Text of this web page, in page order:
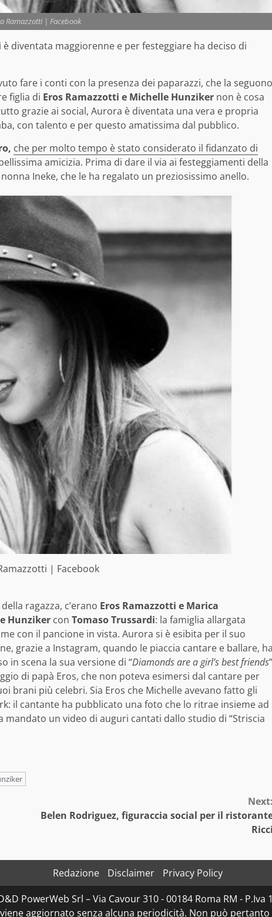
Ramazzotti | Facebook
è diventata maggiorenne e per festeggiare ha deciso di
fare i conti con la presenza dei paparazzi, che la seguono
figlia di Eros Ramazzotti e Michelle Hunziker non è cosa
grazie ai social, Aurora è diventata una vera e propria
con talento e per questo amatissima dal pubblico.
che per molto tempo è stato considerato il fidanzato di
amicizia. Prima di dare il via ai festeggiamenti della
Ineke, che le ha regalato un preziosissimo anello.
| Facebook
ragazza, c’erano Eros Ramazzotti e Marica
Hunziker con Tomaso Trussardi: la famiglia allargata
con il pancione in vista. Aurora si è esibita per il suo
grazie a Instagram, quando le piaccia cantare e ballare,
in scena la sua versione di “Diamonds are a girl’s best friends”
di papà Eros, che non poteva esimersi dal cantare per
brani più celebri. Sia Eros che Michelle avevano fatto gli
il cantante ha pubblicato una foto che lo ritrae insieme ad
un video di auguri cantati dallo studio di “Striscia
Belen Rodriguez, figuraccia social per il
Redazione Disclaimer
Privacy Policy
PowerWeb Srl – Via Cavour 310 - 00184 Roma RM -
aggiornato senza alcuna periodicità. Non può